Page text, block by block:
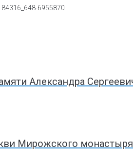
Александра
Мирожского монастыря